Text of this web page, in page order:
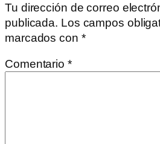
Tu dirección de correo
publicada. Los campos
marcados con *
Comentario *